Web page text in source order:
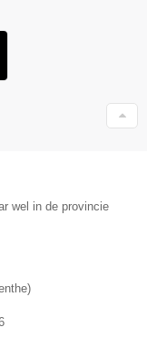
wel in de provincie
)